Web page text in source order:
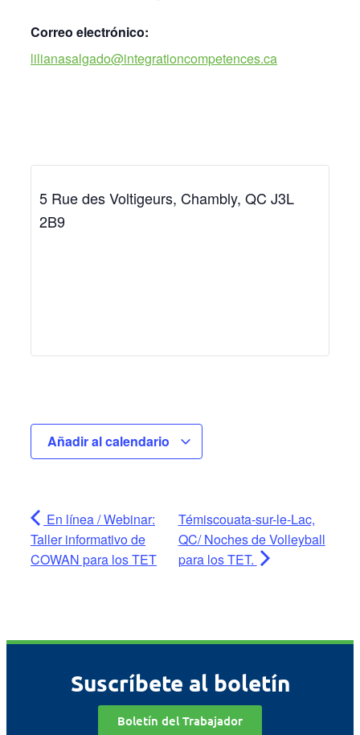
Correo electrónico:
lilianasalgado@integrationcompetences.ca
5 Rue des Voltigeurs, Chambly, QC J3L
2B9
Añadir al calendario
En línea / Webinar:
Taller informativo de
COWAN para los TET
Témiscouata-sur-le-Lac,
QC/ Noches de Volleyball
para los TET.
Suscríbete al boletín
Boletín del Trabajador